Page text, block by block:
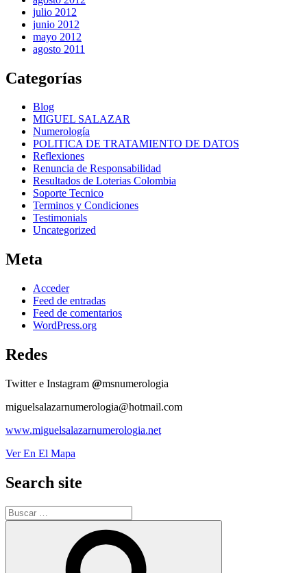
julio 2012
junio 2012
mayo 2012
agosto 2011
Categorías
Blog
MIGUEL SALAZAR
Numerología
POLITICA DE TRATAMIENTO DE DATOS
Reflexiones
Renuncia de Responsabilidad
Resultados de Loterias Colombia
Soporte Tecnico
Terminos y Condiciones
Testimonials
Uncategorized
Meta
Acceder
Feed de entradas
Feed de comentarios
WordPress.org
Redes
Twitter e Instagram @msnumerologia
miguelsalazarnumerologia@hotmail.com
www.miguelsalazarnumerologia.net
Ver En El Mapa
Search site
Buscar
por: